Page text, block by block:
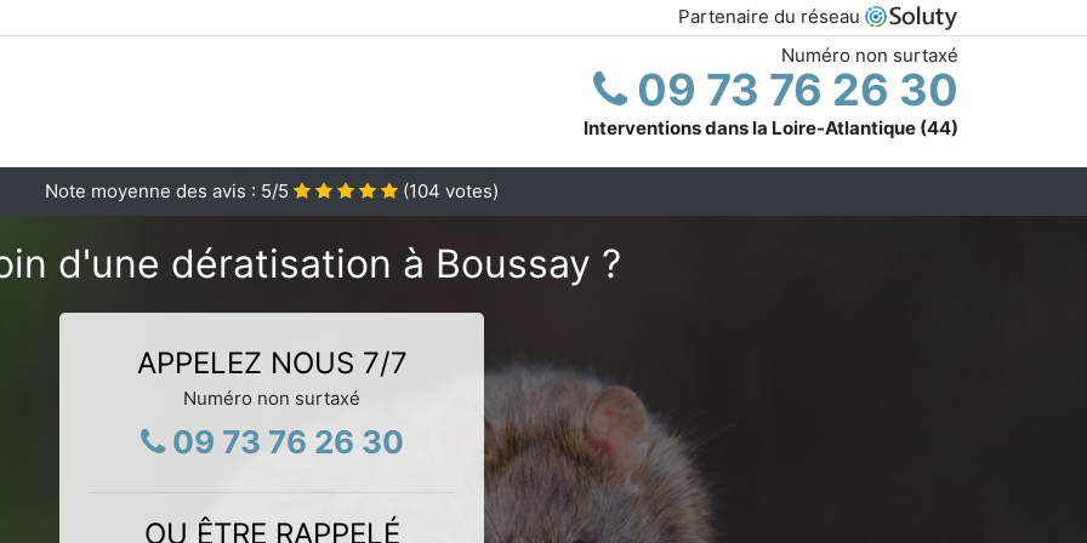
Partenaire du réseau
Numéro non surtaxé
09 73 76 26 30
Interventions dans la Loire-Atlantique (44)
Note moyenne des avis : 5/5 (104 votes)
d'une dératisation à Boussay ?
APPELEZ NOUS 7/7
Numéro non surtaxé
09 73 76 26 30
OU ÊTRE RAPPELÉ